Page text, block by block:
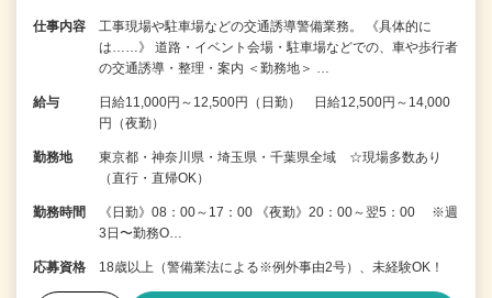
仕事内容
工事現場や駐車場などの交通誘導警備業務。 《具体的に
は……》 道路・イベント会場・駐車場などでの、車や歩行者
の交通誘導・整理・案内 ＜勤務地＞ …
給与
日給11,000円～12,500円（日勤） 日給12,500円～14,000
円（夜勤）
勤務地
東京都・神奈川県・埼玉県・千葉県全域 ☆現場多数あり
（直行・直帰OK）
勤務時間
《日勤》08：00～17：00 《夜勤》20：00～翌5：00 ※週
3日〜勤務O…
応募資格 18歳以上（警備業法による※例外事由2号）、未経験OK！